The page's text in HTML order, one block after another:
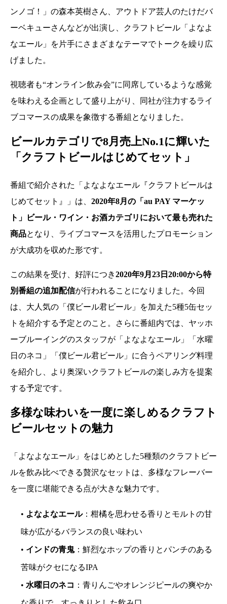
ンノゴ！」の森本英樹さん、アウトドア芸人のたけだバ
ーベキューさんなどが出演し、クラフトビール「よなよ
なエール」を片手にさまざまなテーマでトークを繰り広
げました。
視聴者も“オンライン飲み会”に同席しているような感覚
を味わえる企画として盛り上がり、同社が注力するライ
ブコマースの成果を象徴する番組となりました。
ビールカテゴリで8月売上No.1に輝いた
「クラフトビールはじめてセット」
番組で紹介された「よなよなエール『クラフトビールは
じめてセット』」は、 2020年8月の「au PAY マーケッ
ト」ビール・ワイン・お酒カテゴリにおいて最も売れた
商品となり、ライブコマースを活用したプロモーション
が大成功を収めた形です。
この結果を受け、好評につき2020年9月23日20:00から特
別番組の追加配信が行われることになりました。今回
は、大人気の「僕ビール君ビール」を加えた5種5缶セッ
トを紹介する予定とのこと。さらに番組内では、ヤッホ
ーブルーイングのスタッフが「よなよなエール」「水曜
日のネコ」「僕ビール君ビール」に合うペアリング料理
を紹介し、より奥深いクラフトビールの楽しみ方を提案
する予定です。
多様な味わいを一度に楽しめるクラフト
ビールセットの魅力
「よなよなエール」をはじめとした5種類のクラフトビー
ルを飲み比べできる贅沢なセットは、多様なフレーバー
を一度に堪能できる点が大きな魅力です。
• よなよなエール：柑橘を思わせる香りとモルトの甘
味が広がるバランスの良い味わい
• インドの青鬼：鮮烈なホップの香りとパンチのある
苦味がクセになるIPA
• 水曜日のネコ ：青りんごやオレンジピールの爽やか